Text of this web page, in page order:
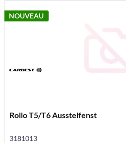
NOUVEAU
Rollo T5/T6 Ausstelfenst
3181013